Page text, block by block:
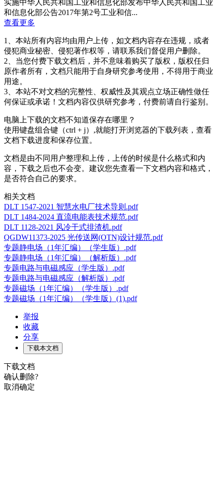
实施中华人民共和国工业和信息化部发布中华人民共和国工业
和信息化部公告2017年第2号工业和信...
查看更多
1、本站所有内容均由用户上传，如文档内容存在违规，或者
侵犯商业秘密、侵犯著作权等，请联系我们督促用户删除。
2、当您付费下载文档后，并不意味着购买了版权，版权任归
原作者所有，文档只能用于自身研究参考使用，不得用于商业
用途。
3、本站不对文档的完整性、权威性及其观点立场正确性做任
何保证或承诺！文档内容仅供研究参考，付费前请自行鉴别。
电脑上下载的文档不知道保存在哪里？
使用键盘组合键（ctrl + j）,就能打开浏览器的下载列表，查看
文档下载进度和保存位置。
文档是由不同用户整理和上传，上传的时候是什么格式和内
容，下载之后也不会变。建议您先查看一下文档内容和格式，
是否符合自己的要求。
相关文档
DLT 1547-2021 智慧水电厂技术导则.pdf
DLT 1484-2024 直流电能表技术规范.pdf
DLT 1128-2021 风冷干式排渣机.pdf
QGDW11373-2025 光传送网(OTN)设计规范.pdf
专题静电场（1年汇编）（学生版）.pdf
专题静电场（1年汇编）（解析版）.pdf
专题电路与电磁感应（学生版）.pdf
专题电路与电磁感应（解析版）.pdf
专题磁场（1年汇编）（学生版）.pdf
专题磁场（1年汇编）（学生版）(1).pdf
举报
收藏
分享
下载本文档
下载文档
确认删除?
取消确定